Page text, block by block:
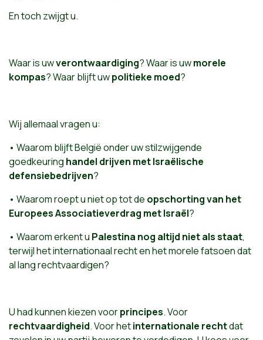
En toch zwijgt u.
Waar is uwverontwaardiging? Waar is uwmorele
kompas? Waar blijft uwpolitieke moed?
Wij allemaal vragen u:
• Waarom blijft België onder uw stilzwijgende
goedkeuring handel drijven met Israëlische
defensiebedrijven?
• Waarom roept u niet op tot de opschorting van het
Europees Associatieverdrag met Israël?
• Waarom erkent u Palestina nog altijd niet als staat,
terwijl het internationaal recht en het morele fatsoen dat
al lang rechtvaardigen?
U had kunnen kiezen voorprincipes. Voor
rechtvaardigheid. Voor hetinternationale rechtdat